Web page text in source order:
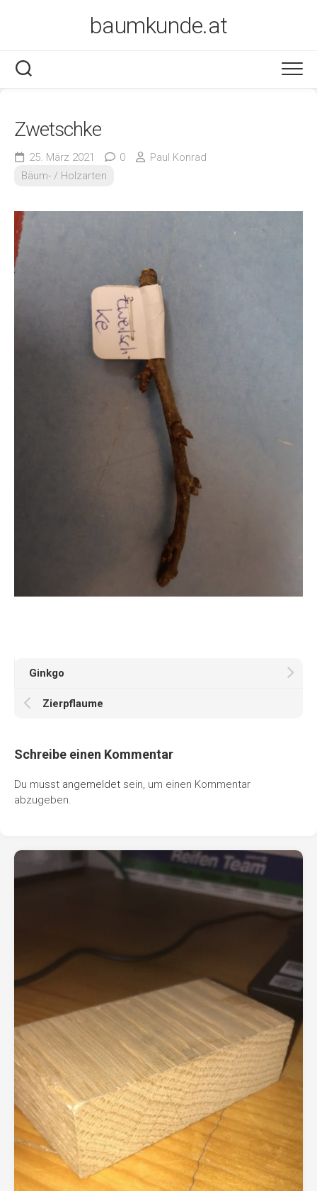
baumkunde.at
Zwetschke
25. März 2021 0
Paul Konrad
Bäum- / Holzarten
Ginkgo
Zierpflaume
Schreibe einen Kommentar
Du musst angemeldet sein, um einen Kommentar
abzugeben.